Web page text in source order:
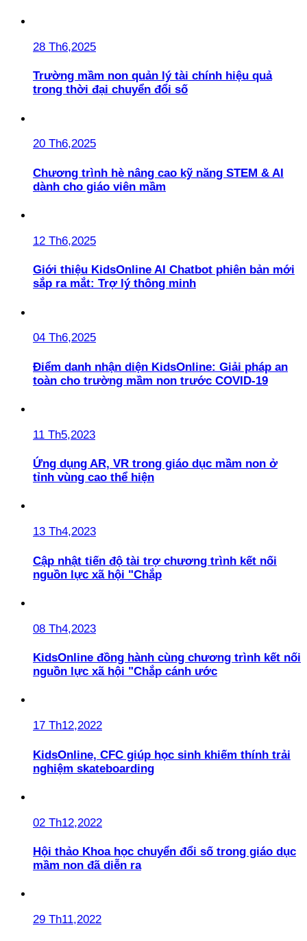
28 Th6,2025
Trường mầm non quản lý tài chính hiệu quả
trong thời đại chuyển đổi số
20 Th6,2025
Chương trình hè nâng cao kỹ năng STEM & AI
dành cho giáo viên mầm
12 Th6,2025
Giới thiệu KidsOnline AI Chatbot phiên bản mới
sắp ra mắt: Trợ lý thông minh
04 Th6,2025
Điểm danh nhận diện KidsOnline: Giải pháp an
toàn cho trường mầm non trước COVID-19
11 Th5,2023
Ứng dụng AR, VR trong giáo dục mầm non ở
tỉnh vùng cao thể hiện
13 Th4,2023
Cập nhật tiến độ tài trợ chương trình kết nối
nguồn lực xã hội "Chắp
08 Th4,2023
KidsOnline đồng hành cùng chương trình kết nối
nguồn lực xã hội "Chắp cánh ước
17 Th12,2022
KidsOnline, CFC giúp học sinh khiếm thính trải
nghiệm skateboarding
02 Th12,2022
Hội thảo Khoa học chuyển đổi số trong giáo dục
mầm non đã diễn ra
29 Th11,2022